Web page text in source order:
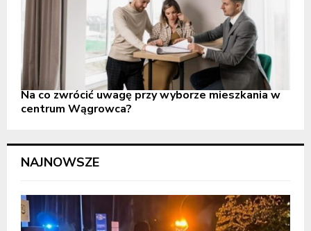
Na co zwrócić uwagę przy wyborze mieszkania w
centrum Wągrowca?
NAJNOWSZE